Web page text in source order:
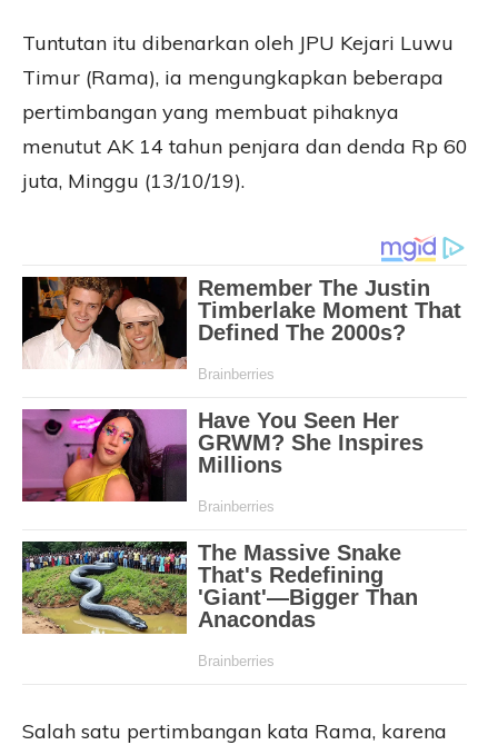
Tuntutan itu dibenarkan oleh JPU Kejari Luwu
Timur (Rama), ia mengungkapkan beberapa
pertimbangan yang membuat pihaknya
menutut AK 14 tahun penjara dan denda Rp 60
juta, Minggu (13/10/19).
Salah satu pertimbangan kata Rama, karena